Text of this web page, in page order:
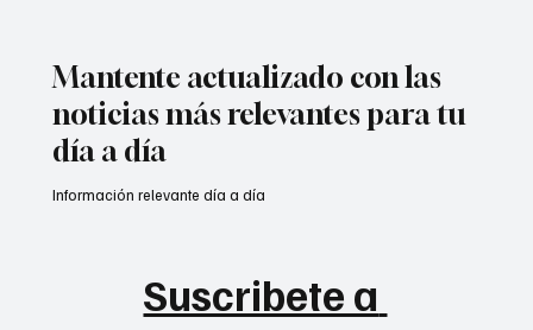
Mantente actualizado con las
noticias más relevantes para tu
día a día
Suscribete a
Información relevante día a día